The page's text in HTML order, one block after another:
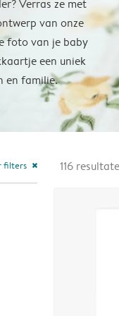
Verras ze met
van onze
foto van je baby
een uniek
en familie.
filters close 116